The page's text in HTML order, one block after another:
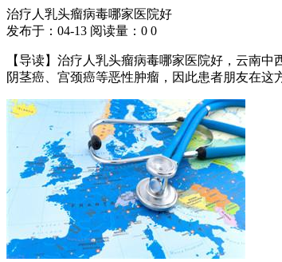
治疗人乳头瘤病毒哪家医院好
发布于：04-13 阅读量： 0 0
【导读】治疗人乳头瘤病毒哪家医院好，云南
阴茎癌、宫颈癌等恶性肿瘤，因此患者朋友在这